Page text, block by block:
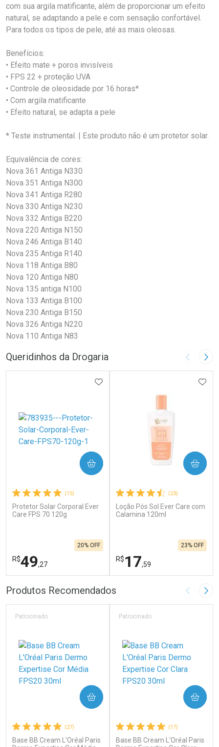
com sua argila matificante, além de proporcionar um efeito
natural, se adaptando a pele e com sensação confortável.
Para todos os tipos de pele, até as mais oleosas.
Benefícios:
• Efeito mate + poros invisíveis
• FPS 22 + proteção UVA
• Controle de oleosidade por 16 horas*
• Com argila matificante
• Efeito natural, se adapta a pele
* Teste instrumental. | Este produto não é um protetor solar.
Equivalência de cores:
Nova 361 Antiga N330
Nova 351 Antiga N300
Nova 341 Antiga R280
Nova 330 Antiga N230
Nova 332 Antiga B220
Nova 220 Antiga N150
Nova 246 Antiga B140
Nova 235 Antiga R140
Nova 118 Antiga B80
Nova 120 Antiga N80
Nova 135 antiga N100
Nova 133 Antiga B100
Nova 230 Antiga B150
Nova 326 Antiga N220
Nova 110 Antiga N83
Queridinhos da Drogaria Imagem
(15)
Protetor Solar Corporal Ever
Care FPS 70 120g
R$49,27
20% OFF
ADICIONAR AOS FAVORITOS
COMPRAR
FECHAR
Laboratório
Ativar Desconto
FECHAR
Por Menos
(23)
Loção Pós Sol Ever Care com
Calamina 120ml
R$17,59
23% OFF
COMPRAR
Laboratório
Ativar Desconto
Por Menos
Produtos Recomendados Imagem
(27)
Base BB Cream L'Oréal Paris
Patrocinado
COMPRAR
(17)
Base BB Cream L'Oréal Paris
Patrocinado
COMPRAR